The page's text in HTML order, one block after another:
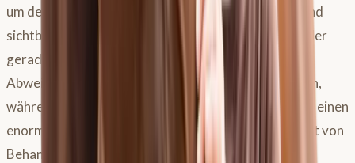
um deinen Trainingsfortschritt zu dokumentieren und
sichtbar zu machen, ob dein Pferd symmetrischer oder
gerader wird. Dein menschliches Auge kann oft erst
Abweichungen ab etwa 25 % der Amplitude erkennen,
während die KI dies deutlich früher leisten kann, was einen
enormen präventiven Wert hat. Du kannst den Effekt von
Behandlungen (z.B. Chirotherapie) oder